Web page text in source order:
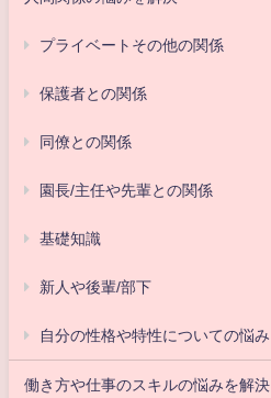
プライベートその他の関係
保護者との関係
同僚との関係
園長/主任や先輩との関係
基礎知識
新人や後輩/部下
自分の性格や特性についての悩み
働き方や仕事のスキルの悩みを解決